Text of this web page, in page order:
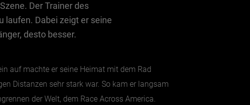
Der Trainer des
laufen. Dabei zeigt er seine
desto besser.
auf machte er seine Heimat mit dem Rad
Distanzen sehr stark war. So kam er langsam
der Welt, dem Race Across America.